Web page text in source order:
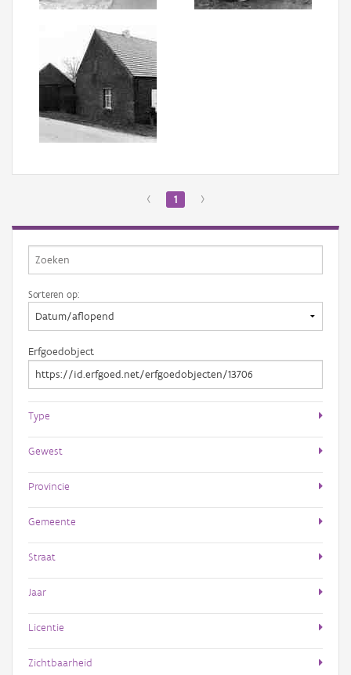
‹ 1 ›
Sorteren op:
Erfgoedobject
Type
Gewest
Provincie
Gemeente
Straat
Jaar
Licentie
Zichtbaarheid